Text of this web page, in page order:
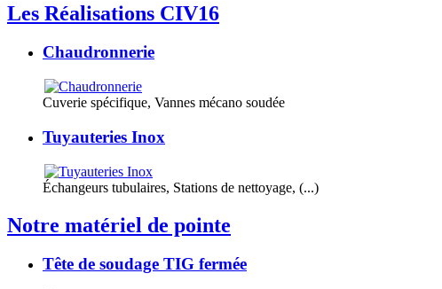
Les Réalisations CIV16
Chaudronnerie
Cuverie spécifique, Vannes mécano soudée
Tuyauteries Inox
Échangeurs tubulaires, Stations de nettoyage, (...)
Notre matériel de pointe
Tête de soudage TIG fermée